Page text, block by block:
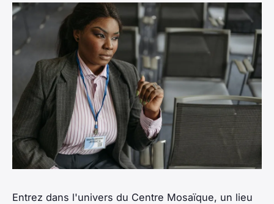
Entrez dans l'univers du Centre Mosaïque, un lieu